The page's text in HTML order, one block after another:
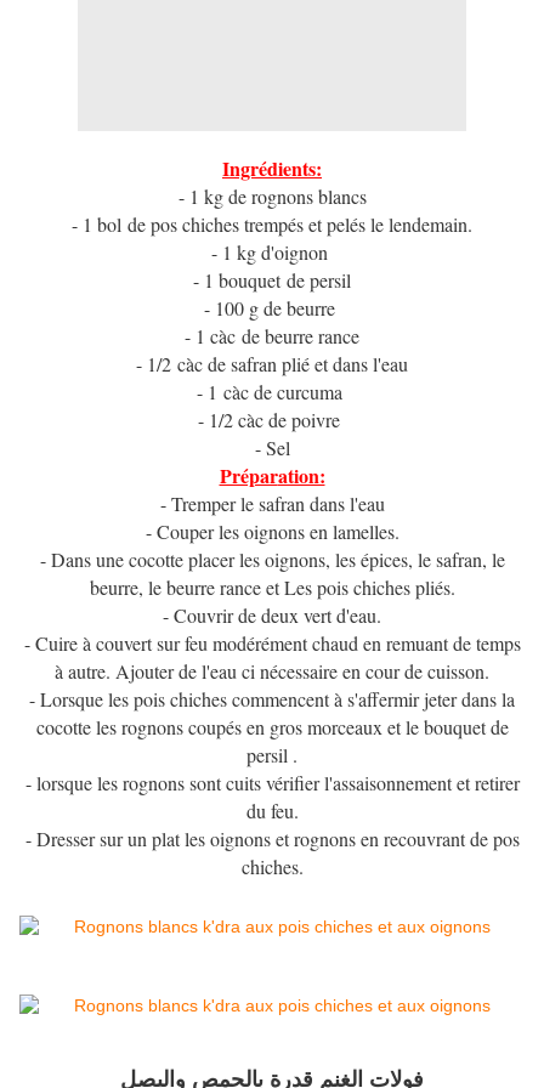
Ingrédients:
- 1 kg de rognons blancs
- 1 bol de pos chiches trempés et pelés le lendemain.
- 1 kg d'oignon
- 1 bouquet de persil
- 100 g de beurre
- 1 càc de beurre rance
- 1/2 càc de safran plié et dans l'eau
- 1 càc de curcuma
- 1/2 càc de poivre
- Sel
Préparation:
- Tremper le safran dans l'eau
- Couper les oignons en lamelles.
- Dans une cocotte placer les oignons, les épices, le safran, le
beurre, le beurre rance et Les pois chiches pliés.
- Couvrir de deux vert d'eau.
- Cuire à couvert sur feu modérément chaud en remuant de temps
à autre. Ajouter de l'eau ci nécessaire en cour de cuisson.
- Lorsque les pois chiches commencent à s'affermir jeter dans la
cocotte les rognons coupés en gros morceaux et le bouquet de
persil .
- lorsque les rognons sont cuits vérifier l'assaisonnement et retirer
du feu.
- Dresser sur un plat les oignons et rognons en recouvrant de pos
chiches.
فولات الغنم قدرة بالحمص والبصل